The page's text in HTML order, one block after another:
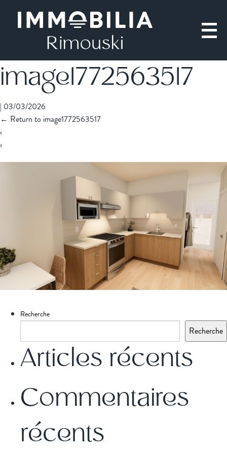
image1772563517
| 03/03/2026
← Return to image1772563517
‹
›
Recherche
Recherche
Articles récents
Commentaires
récents